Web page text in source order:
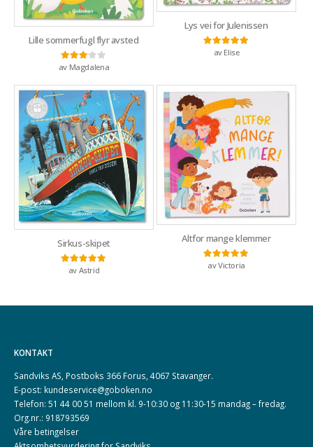
Lille sommerfugl flyr avsted
Vurdert3av 5
av Magdalena
Lys vei for Julenissen
Vurdert5
av Elise
Sirkus-skipet
Vurdert5
av Astrid
Altfor mange klemmer
Vurdert5av 5
av Victoria
KONTAKT
Sandviks AS, Postboks 366 Forus, 4067 Stavanger.
E-post: kundeservice@goboken.no
Telefon: 51 44 00 51 mellom kl. 9-10:30 og 11:30-15 mandag – fredag.
Org.nr.: 918793569
Våre betingelser